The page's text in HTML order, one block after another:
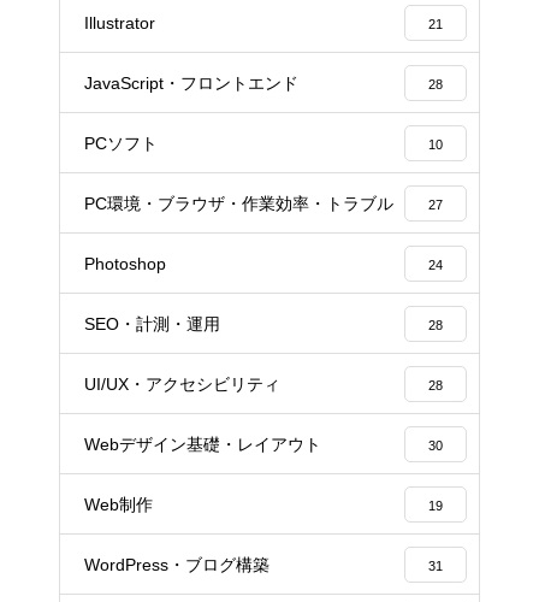
Illustrator 21
JavaScript・フロントエンド 28
PCソフト 10
PC環境・ブラウザ・作業効率・トラブル 27
Photoshop 24
SEO・計測・運用 28
UI/UX・アクセシビリティ 28
Webデザイン基礎・レイアウト 30
Web制作 19
WordPress・ブログ構築 31